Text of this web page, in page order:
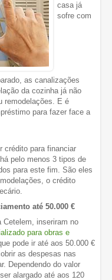
casa já
sofre com
as canalizações
da cozinha já não
remodelações. E é
para fazer face a
crédito para financiar
pelo menos 3 tipos de
para este fim. São eles
o crédito
até 50.000 €
inseriram no
para obras e
pode ir até aos 50.000 €
as despesas nas
Dependendo do valor
alargado até aos 120